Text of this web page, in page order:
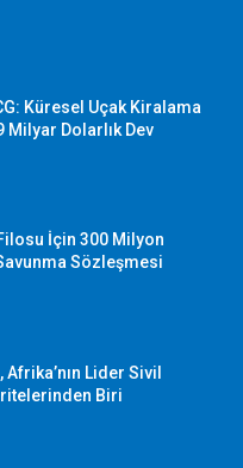
Küresel Uçak Kiralama
Milyar Dolarlık Dev
İçin 300 Milyon
Sözleşmesi
Afrika’nın Lider Sivil
Biri